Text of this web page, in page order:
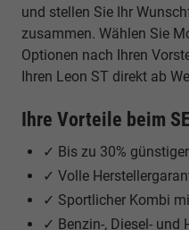
und stellen Sie Ihr
zusammen. Wählen Sie
Optionen nach Ihren
Ihren Leon ST direkt ab
Ihre Vorteile beim
✓ Bis zu 30%
✓ Volle
✓ Sportlicher Kombi
✓ Benzin-, Diesel- und